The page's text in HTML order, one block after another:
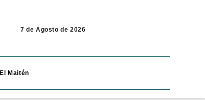
7 de Agosto de 2026
El Maitén